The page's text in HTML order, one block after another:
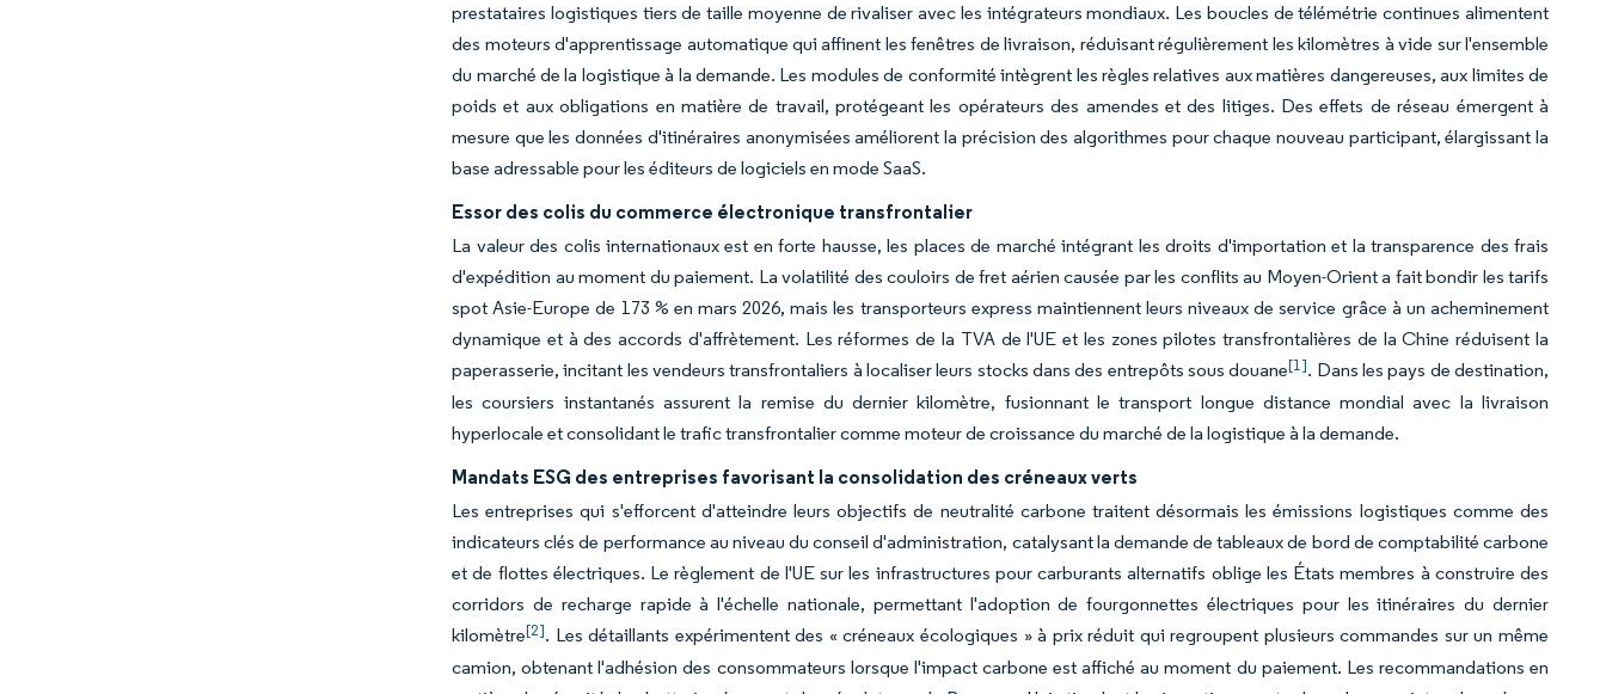
prestataires logistiques tiers de taille moyenne de rivaliser avec les intégrateurs mondiaux. Les boucles de télémétrie continues alimentent
des moteurs d'apprentissage automatique qui affinent les fenêtres de livraison, réduisant régulièrement les kilomètres à vide sur l'ensemble
du marché de la logistique à la demande. Les modules de conformité intègrent les règles relatives aux matières dangereuses, aux limites de
poids et aux obligations en matière de travail, protégeant les opérateurs des amendes et des litiges. Des effets de réseau émergent à
mesure que les données d'itinéraires anonymisées améliorent la précision des algorithmes pour chaque nouveau participant, élargissant la
base adressable pour les éditeurs de logiciels en mode SaaS.
Essor des colis du commerce électronique transfrontalier
La valeur des colis internationaux est en forte hausse, les places de marché intégrant les droits d'importation et la transparence des frais
d'expédition au moment du paiement. La volatilité des couloirs de fret aérien causée par les conflits au Moyen-Orient a fait bondir les tarifs
spot Asie-Europe de 173 % en mars 2026, mais les transporteurs express maintiennent leurs niveaux de service grâce à un acheminement
dynamique et à des accords d'affrètement. Les réformes de la TVA de l'UE et les zones pilotes transfrontalières de la Chine réduisent la
paperasserie, incitant les vendeurs transfrontaliers à localiser leurs stocks dans des entrepôts sous douane[1]. Dans les pays de destination,
les coursiers instantanés assurent la remise du dernier kilomètre, fusionnant le transport longue distance mondial avec la livraison
hyperlocale et consolidant le trafic transfrontalier comme moteur de croissance du marché de la logistique à la demande.
Mandats ESG des entreprises favorisant la consolidation des créneaux verts
Les entreprises qui s'efforcent d'atteindre leurs objectifs de neutralité carbone traitent désormais les émissions logistiques comme des
indicateurs clés de performance au niveau du conseil d'administration, catalysant la demande de tableaux de bord de comptabilité carbone
et de flottes électriques. Le règlement de l'UE sur les infrastructures pour carburants alternatifs oblige les États membres à construire des
corridors de recharge rapide à l'échelle nationale, permettant l'adoption de fourgonnettes électriques pour les itinéraires du dernier
kilomètre[2]. Les détaillants expérimentent des « créneaux écologiques » à prix réduit qui regroupent plusieurs commandes sur un même
camion, obtenant l'adhésion des consommateurs lorsque l'impact carbone est affiché au moment du paiement. Les recommandations en